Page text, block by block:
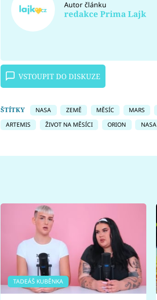
Autor článku
redakce Prima Lajk
VSTOUPIT DO DISKUZE
ŠTÍTKY NASA ZEMĚ MĚSÍC MARS
ARTEMIS
ŽIVOT NA MĚSÍCI ORION NASA
TADEÁŠ KUBĚNKA